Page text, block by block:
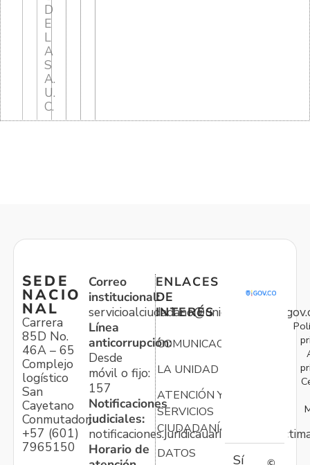
D
E
L
A
S
A.
U.
C.
SEDE
NACIO
NAL
Carrera
85D No.
46A – 65
Complejo
logístico
San
Cayetano
Conmutador:
+57 (601)
7965150
Correo
institucional:
Línea
anticorrupción:
Desde
móvil o fijo:
157
Notificaciones
judiciales:
Horario de
ENLACES
DE
INTERÉS
COMUNICACIONES
LA UNIDAD
ATENCIÓN Y
SERVICIOS
CIUDADANÍA
DATOS
Sí